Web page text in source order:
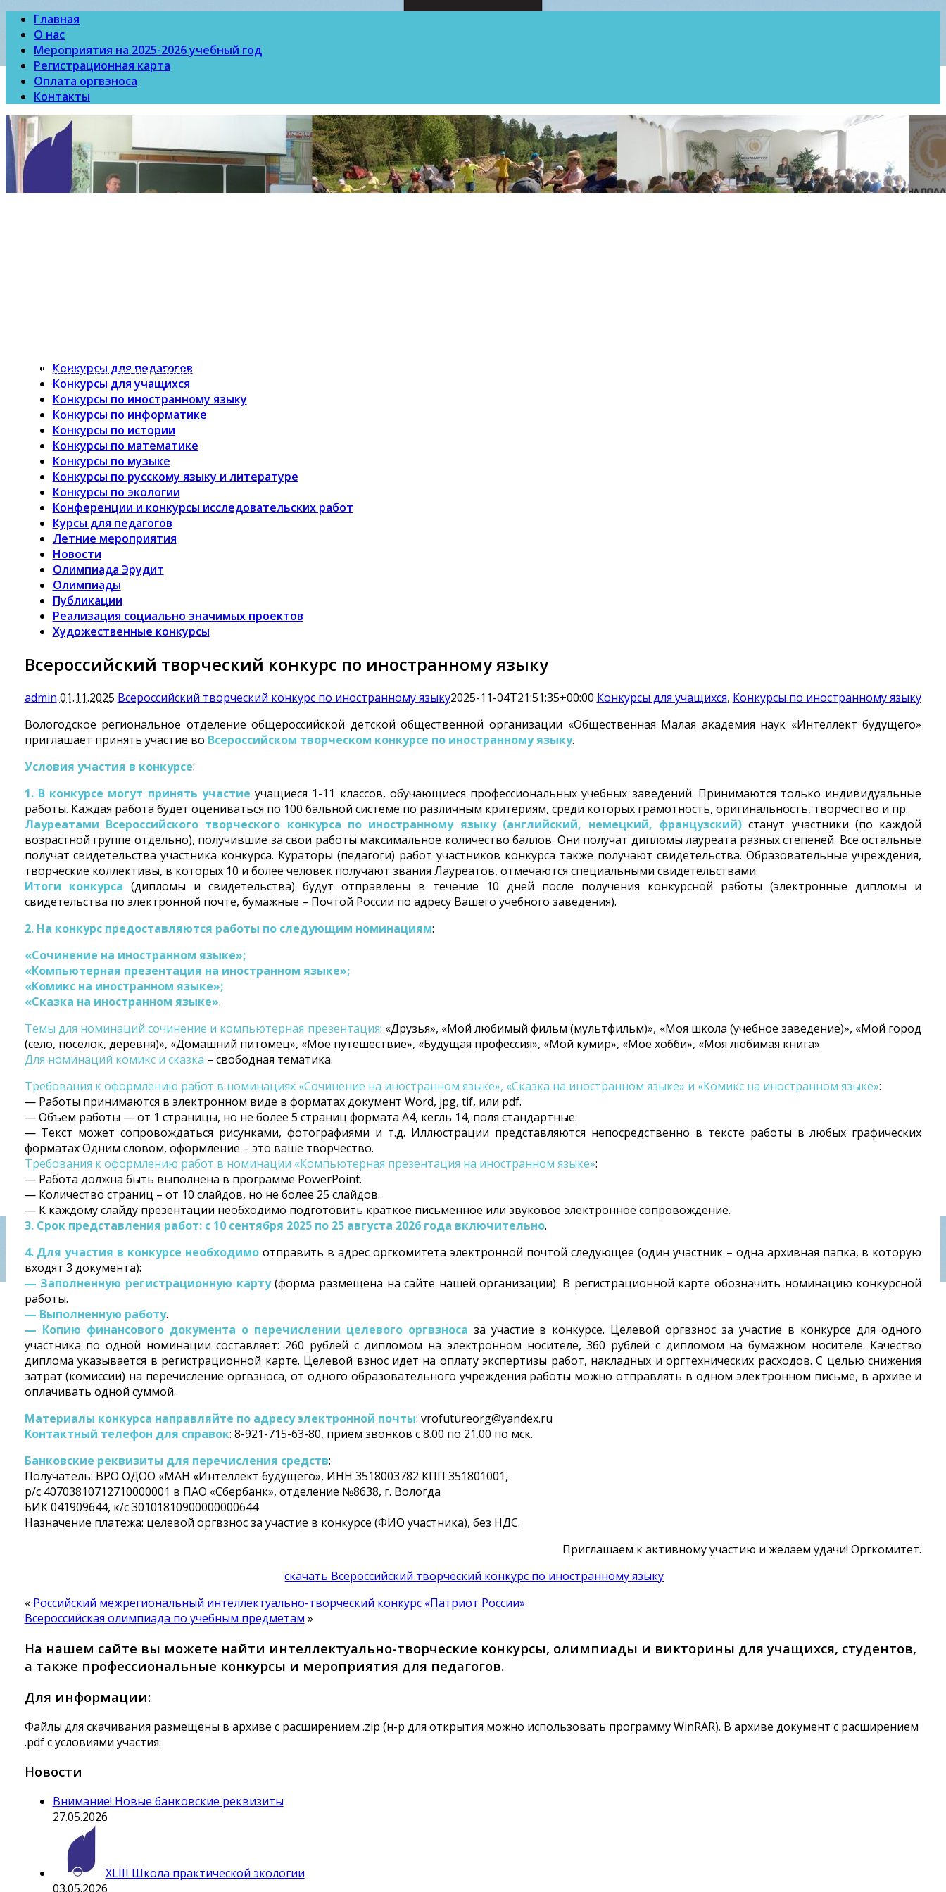
Главная
О нас
Мероприятия на 2025-2026 учебный год
Регистрационная карта
Оплата оргвзноса
Контакты
Вологодское региональное отделение
Конкурсы для педагогов
Конкурсы для учащихся
Конкурсы по иностранному языку
Конкурсы по информатике
Конкурсы по истории
Конкурсы по математике
Конкурсы по музыке
Конкурсы по русскому языку и литературе
Конкурсы по экологии
Конференции и конкурсы исследовательских работ
Курсы для педагогов
Летние мероприятия
Новости
Олимпиада Эрудит
Олимпиады
Публикации
Реализация социально значимых проектов
Художественные конкурсы
Всероссийский творческий конкурс по иностранному языку
admin 01.11.2025 Всероссийский творческий конкурс по иностранному языку2025-11-04T21:51:35+00:00 Конкурсы для учащихся, Конкурсы по иностранному языку
Вологодское региональное отделение общероссийской детской общественной организации «Общественная Малая академия наук «Интеллект будущего»
приглашает принять участие во Всероссийском творческом конкурсе по иностранному языку.
Условия участия в конкурсе:
1. В конкурсе могут принять участие учащиеся 1-11 классов, обучающиеся профессиональных учебных заведений. Принимаются только индивидуальные
работы. Каждая работа будет оцениваться по 100 бальной системе по различным критериям, среди которых грамотность, оригинальность, творчество и пр.
Лауреатами Всероссийского творческого конкурса по иностранному языку (английский, немецкий, французский)станут участники (по каждой
возрастной группе отдельно), получившие за свои работы максимальное количество баллов. Они получат дипломы лауреата разных степеней. Все остальные
получат свидетельства участника конкурса. Кураторы (педагоги) работ участников конкурса также получают свидетельства. Образовательные учреждения,
творческие коллективы, в которых 10 и более человек получают звания Лауреатов, отмечаются специальными свидетельствами.
Итоги конкурса (дипломы и свидетельства) будут отправлены в течение 10 дней после получения конкурсной работы (электронные дипломы и
свидетельства по электронной почте, бумажные – Почтой России по адресу Вашего учебного заведения).
2. На конкурс предоставляются работы по следующим номинациям:
«Сочинение на иностранном языке»;
«Компьютерная презентация на иностранном языке»;
«Комикс на иностранном языке»;
«Сказка на иностранном языке».
Темы для номинаций сочинение и компьютерная презентация: «Друзья», «Мой любимый фильм (мультфильм)», «Моя школа (учебное заведение)», «Мой город
(село, поселок, деревня)», «Домашний питомец», «Мое путешествие», «Будущая профессия», «Мой кумир», «Моё хобби», «Моя любимая книга».
Для номинаций комикс и сказка – свободная тематика.
Требования к оформлению работ в номинациях «Сочинение на иностранном языке», «Сказка на иностранном языке» и «Комикс на иностранном языке»:
— Работы принимаются в электронном виде в форматах документ Word, jpg, tif, или pdf.
— Объем работы — от 1 страницы, но не более 5 страниц формата А4, кегль 14, поля стандартные.
— Текст может сопровождаться рисунками, фотографиями и т.д. Иллюстрации представляются непосредственно в тексте работы в любых графических
форматах Одним словом, оформление – это ваше творчество.
Требования к оформлению работ в номинации «Компьютерная презентация на иностранном языке»:
— Работа должна быть выполнена в программе PowerPoint.
— Количество страниц – от 10 слайдов, но не более 25 слайдов.
— К каждому слайду презентации необходимо подготовить краткое письменное или звуковое электронное сопровождение.
3. Срок представления работ: с 10 сентября 2025 по 25 августа 2026 года включительно.
4. Для участия в конкурсе необходимо отправить в адрес оргкомитета электронной почтой следующее (один участник – одна архивная папка, в которую
входят 3 документа):
— Заполненную регистрационную карту(форма размещена на сайте нашей организации). В регистрационной карте обозначить номинацию конкурсной
работы.
— Выполненную работу.
— Копию финансового документа о перечислении целевого оргвзноса за участие в конкурсе. Целевой оргвзнос за участие в конкурсе для одного
участника по одной номинации составляет: 260 рублей с дипломом на электронном носителе, 360 рублей с дипломом на бумажном носителе. Качество
диплома указывается в регистрационной карте. Целевой взнос идет на оплату экспертизы работ, накладных и оргтехнических расходов. С целью снижения
затрат (комиссии) на перечисление оргвзноса, от одного образовательного учреждения работы можно отправлять в одном электронном письме, в архиве и
оплачивать одной суммой.
Материалы конкурса направляйте по адресу электронной почты: vrofutureorg@yandex.ru
Контактный телефон для справок: 8-921-715-63-80, прием звонков с 8.00 по 21.00 по мск.
Банковские реквизиты для перечисления средств:
Получатель: ВРО ОДОО «МАН «Интеллект будущего», ИНН 3518003782 КПП 351801001,
р/с 40703810712710000001 в ПАО «Сбербанк», отделение №8638, г. Вологда
БИК 041909644, к/с 30101810900000000644
Назначение платежа: целевой оргвзнос за участие в конкурсе (ФИО участника), без НДС.
Приглашаем к активному участию и желаем удачи! Оргкомитет.
скачать Всероссийский творческий конкурс по иностранному языку
« Российский межрегиональный интеллектуально-творческий конкурс «Патриот России»
Всероссийская олимпиада по учебным предметам »
На нашем сайте вы можете найти интеллектуально-творческие конкурсы, олимпиады и викторины для учащихся, студентов,
а также профессиональные конкурсы и мероприятия для педагогов.
Для информации:
Файлы для скачивания размещены в архиве с расширением .zip (н-р для открытия можно использовать программу WinRAR). В архиве документ c расширением
.pdf с условиями участия.
Новости
Внимание! Новые банковские реквизиты
27.05.2026
XLIII Школа практической экологии
03.05.2026